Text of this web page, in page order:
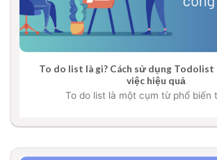
To do list là gì? Cách sử dụng Todolist
việc hiệu quả
To do list là một cụm từ phổ biến